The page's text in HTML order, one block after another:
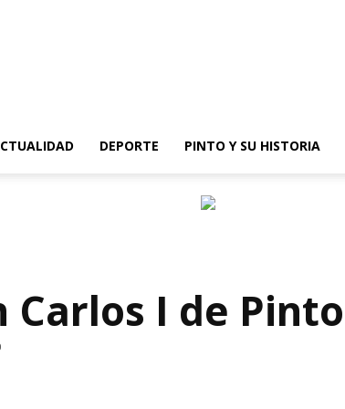
DEPORTE PINTO Y SU HISTORIA
Carlos I de Pinto